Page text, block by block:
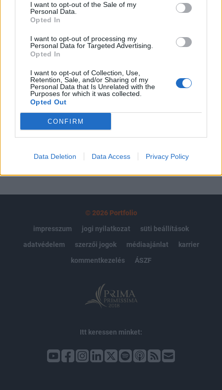
I want to opt-out of the Sale of my
Personal Data.
Opted In
I want to opt-out of processing my
Personal Data for Targeted Advertising.
Opted In
I want to opt-out of Collection, Use,
Retention, Sale, and/or Sharing of my
Personal Data that Is Unrelated with the
Purposes for which it was collected.
Opted Out
CONFIRM
Data Deletion Data Access Privacy Policy
tartozik, melynek olvasása előfizetéses
regisztrációhoz kötött.
Az előfizetés a következőket tartalmazza:
Portfolio.hu teljes cikkarchívum
kötéslistái
MÁR ELŐFIZETŐNK VAGY?BEJELENTKEZÉS
© 2026 Portfolio
impresszum
jogi nyilatkozat
süti beállítások
adatvédelem
szerzői jogok médiaajánlat
karrier
kommentkezelés
ÁSZF
Itt keressen minket: